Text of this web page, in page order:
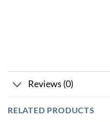
Reviews (0)
RELATED PRODUCTS